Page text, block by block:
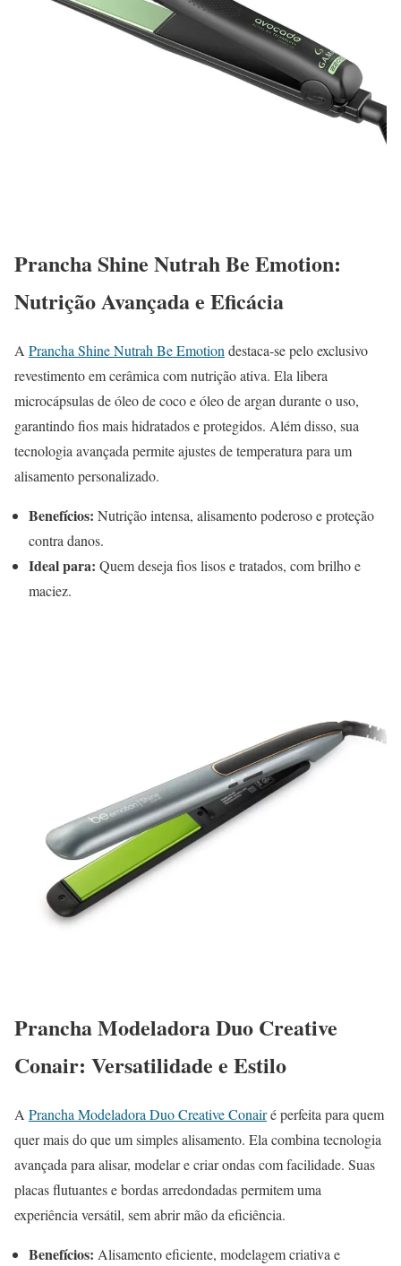
Prancha Shine Nutrah Be Emotion:
Nutrição Avançada e Eficácia
A Prancha Shine Nutrah Be Emotiondestaca-se pelo exclusivo
revestimento em cerâmica com nutrição ativa. Ela libera
microcápsulas de óleo de coco e óleo de argan durante o uso,
garantindo fios mais hidratados e protegidos. Além disso, sua
tecnologia avançada permite ajustes de temperatura para um
alisamento personalizado.
Benefícios: Nutrição intensa, alisamento poderoso e proteção
contra danos.
Ideal para: Quem deseja fios lisos e tratados, com brilho e
maciez.
Prancha Modeladora Duo Creative
Conair: Versatilidade e Estilo
A Prancha Modeladora Duo Creative Conairé perfeita para quem
quer mais do que um simples alisamento. Ela combina tecnologia
avançada para alisar, modelar e criar ondas com facilidade. Suas
placas flutuantes e bordas arredondadas permitem uma
experiência versátil, sem abrir mão da eficiência.
Benefícios: Alisamento eficiente, modelagem criativa e